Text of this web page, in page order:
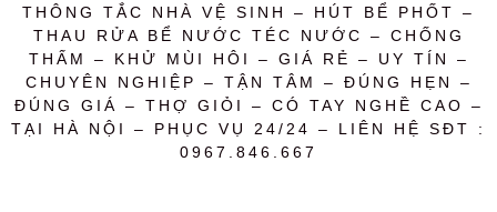
THÔNG TẮC NHÀ VỆ SINH – HÚT BỂ PHỐT –
THAU RỬA BỂ NƯỚC TÉC NƯỚC – CHỐNG
THẤM – KHỬ MÙI HÔI – GIÁ RẺ – UY TÍN –
CHUYÊN NGHIỆP – TẬN TÂM – ĐÚNG HẸN –
ĐÚNG GIÁ – THỢ GIỎI – CÓ TAY NGHỀ CAO –
TẠI HÀ NỘI – PHỤC VỤ 24/24 – LIÊN HỆ SĐT :
0967.846.667